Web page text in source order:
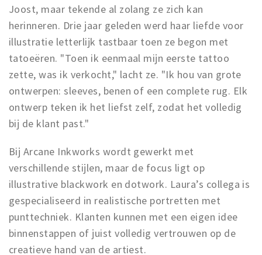
Joost, maar tekende al zolang ze zich kan
herinneren. Drie jaar geleden werd haar liefde voor
illustratie letterlijk tastbaar toen ze begon met
tatoeëren. "Toen ik eenmaal mijn eerste tattoo
zette, was ik verkocht," lacht ze. "Ik hou van grote
ontwerpen: sleeves, benen of een complete rug. Elk
ontwerp teken ik het liefst zelf, zodat het volledig
bij de klant past."
Bij Arcane Inkworks wordt gewerkt met
verschillende stijlen, maar de focus ligt op
illustrative blackwork en dotwork. Laura’s collega is
gespecialiseerd in realistische portretten met
punttechniek. Klanten kunnen met een eigen idee
binnenstappen of juist volledig vertrouwen op de
creatieve hand van de artiest.